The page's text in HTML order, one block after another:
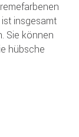
insgesamt
Sie können
hübsche